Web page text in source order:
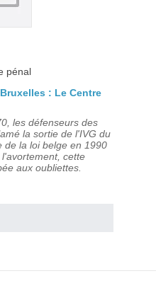
pénal
Bruxelles : Le Centre
les défenseurs des
la sortie de l'IVG du
de la loi belge en 1990
cette
aux oubliettes.